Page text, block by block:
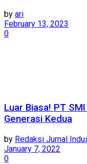
by ari
February 13, 2023
0
Luar Biasa! PT
Generasi Kedua
by Redaksi Jurnal
January 7, 2022
0